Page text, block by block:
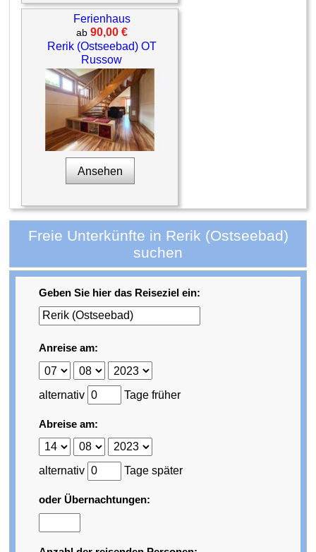
Ferienhaus
ab 90,00 €
Rerik (Ostseebad) OT
Russow
Ansehen
Freie Unterkünfte in Rerik (Ostseebad)
suchen
Geben Sie hier das Reiseziel ein:
Anreise am:
alternativ Tage früher
Abreise am:
alternativ Tage später
oder Übernachtungen: